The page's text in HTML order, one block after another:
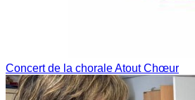
Concert de la chorale Atout Chœur